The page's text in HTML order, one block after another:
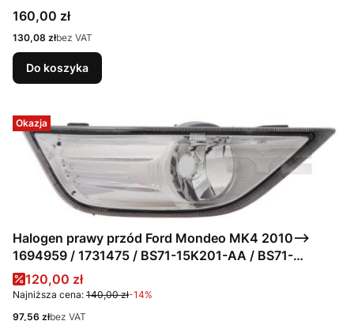
Cena
160,00 zł
Cena
130,08 złbez VAT
Do koszyka
Okazja
Halogen prawy przód Ford Mondeo MK4 2010-->
1694959 / 1731475 / BS71-15K201-AA / BS71-
15K201-AB / BS71-15K201-AB / 19-11011-01-2
Cena promocyjna
120,00 zł
Najniższa cena: 140,00 zł-14%
Cena
97,56 złbez VAT